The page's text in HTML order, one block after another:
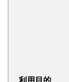
利用目的